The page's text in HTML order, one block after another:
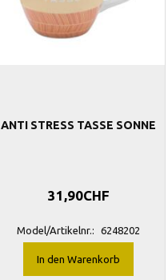
ANTI STRESS TASSE SONNE
31,90CHF
Model/Artikelnr.: 6248202
In den Warenkorb